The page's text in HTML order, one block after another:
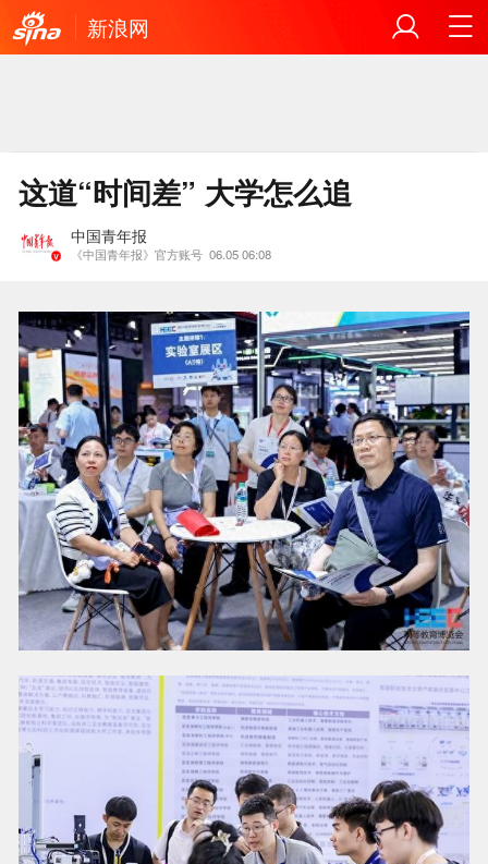
新浪网
这道“时间差” 大学怎么追
中国青年报
《中国青年报》官方账号 06.05 06:08